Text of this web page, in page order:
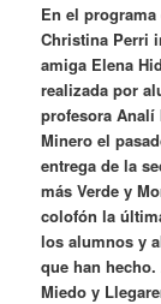
En el
Christina Perri
amiga Elena
realizada por
profesora Analí
Minero el
entrega de la
más Verde y
colofón la
los alumnos y
que han hecho.
Miedo y